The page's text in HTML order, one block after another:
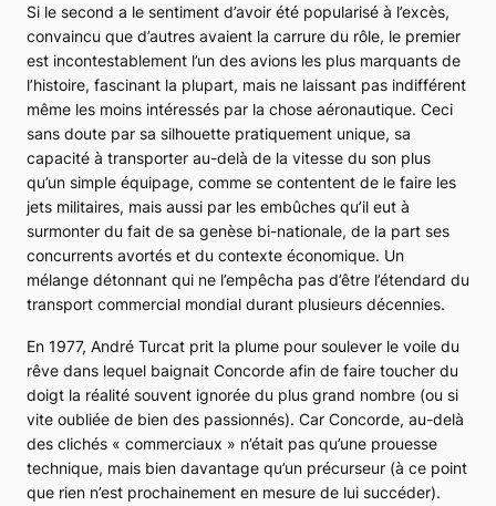
Si le second a le sentiment d’avoir été popularisé à l’excès,
convaincu que d’autres avaient la carrure du rôle, le premier
est incontestablement l’un des avions les plus marquants de
l’histoire, fascinant la plupart, mais ne laissant pas indifférent
même les moins intéressés par la chose aéronautique. Ceci
sans doute par sa silhouette pratiquement unique, sa
capacité à transporter au-delà de la vitesse du son plus
qu’un simple équipage, comme se contentent de le faire les
jets militaires, mais aussi par les embûches qu’il eut à
surmonter du fait de sa genèse bi-nationale, de la part ses
concurrents avortés et du contexte économique. Un
mélange détonnant qui ne l’empêcha pas d’être l’étendard du
transport commercial mondial durant plusieurs décennies.
En 1977, André Turcat prit la plume pour soulever le voile du
rêve dans lequel baignait Concorde afin de faire toucher du
doigt la réalité souvent ignorée du plus grand nombre (ou si
vite oubliée de bien des passionnés). Car Concorde, au-delà
des clichés « commerciaux » n’était pas qu’une prouesse
technique, mais bien davantage qu’un précurseur (à ce point
que rien n’est prochainement en mesure de lui succéder).